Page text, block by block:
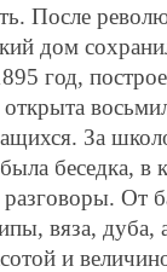
После
дом
год,
За
беседка, в
разговоры. От
вяза,
и